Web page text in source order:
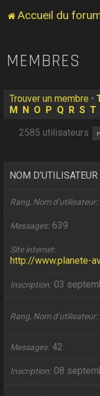
Accueil du
MEMBRES
Trouver un membre •
M
N O P Q R S T
2585 utilisateurs
NOM D’UTILISATEUR
Rang, Nom d’utilisateur
Messages 639
Site internet
http://www.planete-
Inscription 03
Rang, Nom d’utilisateur
Messages 42
Inscription 08